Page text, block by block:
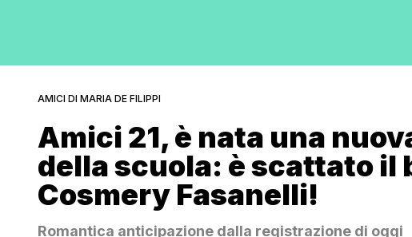
AMICI DI MARIA DE FILIPPI
Amici 21, è nata una
della scuola: è scattato il
Cosmery Fasanelli!
Romantica anticipazione dalla registrazione di oggi